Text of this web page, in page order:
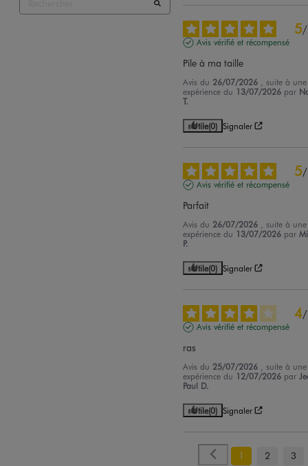
5/
Avis vérifié et récompensé
Pile à ma taille
Avis du 26/07/2026
, suite à une
expérience du 13/07/2026 par
T.
Utile(0) Signaler
5/
Avis vérifié et récompensé
Parfait
Avis du 26/07/2026
, suite à une
expérience du 13/07/2026 par
P.
Utile(0) Signaler
4/
Avis vérifié et récompensé
ras
Avis du 25/07/2026
, suite à une
expérience du 12/07/2026 par
Paul D.
Utile(0) Signaler
1 2 3